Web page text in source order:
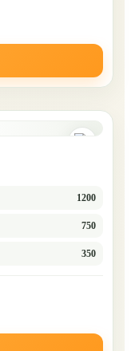
1200
750
350